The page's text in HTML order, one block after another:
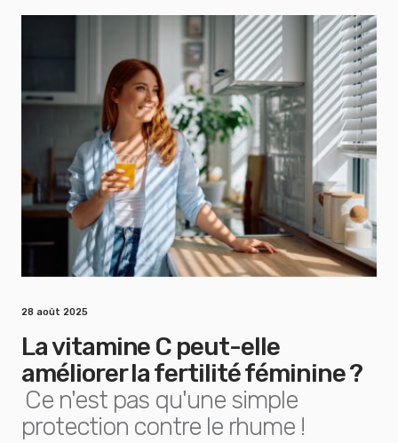
28 août 2025
La vitamine C peut-elle
améliorer la fertilité féminine ?
Ce n'est pas qu'une simple
protection contre le rhume !